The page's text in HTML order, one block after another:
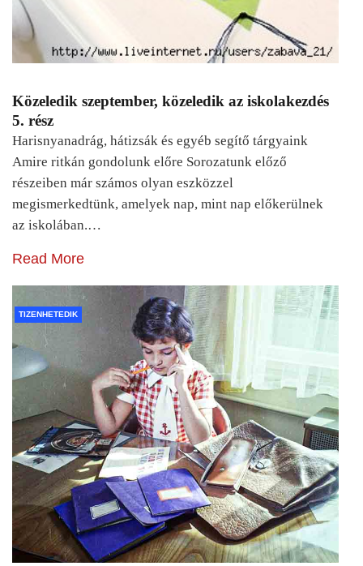
Közeledik szeptember, közeledik az iskolakezdés
5. rész
Harisnyanadrág, hátizsák és egyéb segítő tárgyaink
Amire ritkán gondolunk előre Sorozatunk előző
részeiben már számos olyan eszközzel
megismerkedtünk, amelyek nap, mint nap előkerülnek
az iskolában.…
Read More
TIZENHETEDIK